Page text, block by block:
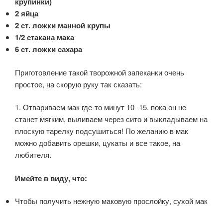
2 яйца
2 ст. ложки манной крупы
1/2 стакана мака
6 ст. ложки сахара
Приготовление такой творожной запеканки очень
простое, на скорую руку так сказать:
1. Отвариваем мак где-то минут 10 -15. пока он не
станет мягким, выливаем через сито и выкладываем на
плоскую тарелку подсушиться! По желанию в мак
можно добавить орешки, цукаты и все такое, на
любителя.
Имейте в виду, что:
Чтобы получить нежную маковую прослойку, сухой мак